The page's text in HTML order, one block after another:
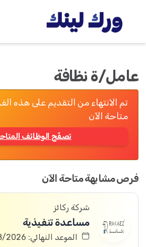
عامل/ة نظافة
تم الانتهاء من التقديم على هذه
متاحة الآن
تصفّح الوظائف
فرص مشابهة متاحة الآن
شركة ركائز
مساعدة تنفيذية
الموعد النهائي: 27/08/2026